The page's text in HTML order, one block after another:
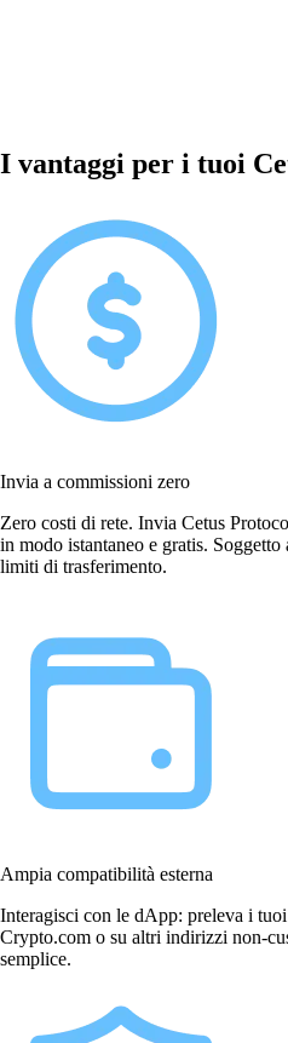
I vantaggi per i tuoi
Invia a commissioni zero
Zero costi di rete. Invia Cetus
in modo istantaneo e gratis.
limiti di trasferimento.
Ampia compatibilità esterna
Interagisci con le dApp: preleva i
Crypto.com o su altri indirizzi non-
semplice.